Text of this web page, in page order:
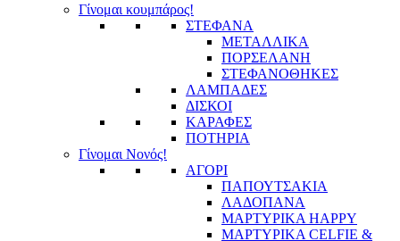
Γίνομαι κουμπάρος!
ΣΤΕΦΑΝΑ
ΜΕΤΑΛΛΙΚΑ
ΠΟΡΣΕΛΑΝΗ
ΣΤΕΦΑΝΟΘΗΚΕΣ
ΛΑΜΠΑΔΕΣ
ΔΙΣΚΟΙ
ΚΑΡΑΦΕΣ
ΠΟΤΗΡΙΑ
Γίνομαι Νονός!
ΑΓΟΡΙ
ΠΑΠΟΥΤΣΑΚΙΑ
ΛΑΔΟΠΑΝΑ
ΜΑΡΤΥΡΙΚΑ HAPPY
ΜΑΡΤΥΡΙΚΑ CELFIE &